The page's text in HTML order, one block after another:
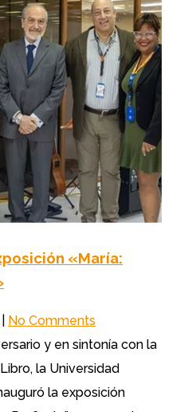
«María:
No Comments
y en sintonía con la
la Universidad
la exposición